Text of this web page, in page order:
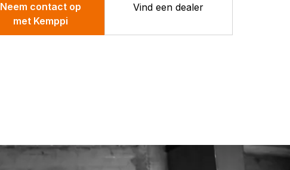
Neem contact op
met Kemppi
Vind een dealer